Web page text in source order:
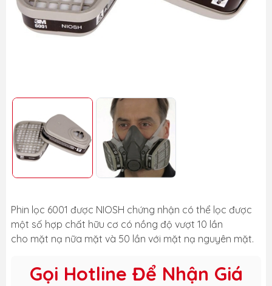
Phin lọc 6001 được NIOSH chứng nhận có thể lọc được
một số hợp chất hữu cơ có nồng độ vượt 10 lần
cho mặt nạ nữa mặt và 50 lần với mặt nạ nguyên mặt.
Gọi Hotline Để Nhận Giá